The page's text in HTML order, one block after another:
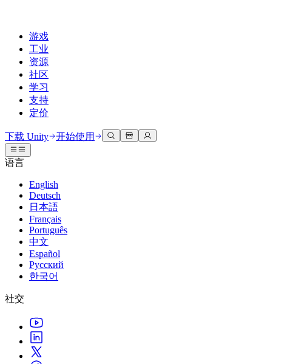
游戏
工业
资源
社区
学习
支持
定价
开发
Unity 引擎
为任何平台构建2D和3D游戏
协作
与团队协作并快速迭代
下载 Unity
计划和定价
部署
探索 Unity 支持的超过 25 个平台
常态化运营
游戏上线后的数据洞察与常态化运营
Grow
使用案例
3D协作
实时构建和审查3D项目
沉浸式培训
在沉浸式环境中培训
客户体验
创建互动3D体验
行业
实现运营卓越
零售
将店内体验转化为在线体验
技术库
文档
官方用户手册和API参考
开发者工具
发布版本和问题跟踪器
路线图
查看即将推出的功能
技术术语库
案例分析
真实成功案例
社区中心
讨论
讨论、解决问题和连接
事件
全球和本地活动
社区故事
Made with Unity
展示Unity创作者
直播活动
Unity奖项
庆祝全球的Unity创作者
适合每个级别
Unity Learn
免费掌握Unity技能
专业培训
通过Unity培训师提升您的团队
Unity新手
准备开始
开始您的学习
你是Unity 新手？开始您的旅程
使用指南
可操作的技巧和最佳实践
教育
支持选项
获取帮助
帮助您在Unity中取得成功
成功计划
通过专家支持更快实现目标
常见问题解答
常见问题解答
联系我们
下载 Unity 开始使用
语言
English
Deutsch
日本語
Français
Português
中文
Español
Русский
한국어
社交